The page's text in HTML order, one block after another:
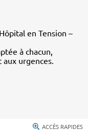
en Tension –
à chacun,
urgences.
ACCÈS RAPIDES